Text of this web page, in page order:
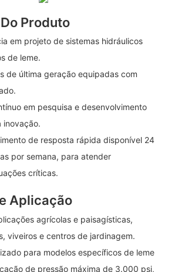
Produto
em projeto de sistemas hidráulicos
de leme.
de última geração equipadas com
em pesquisa e desenvolvimento
inovação.
de resposta rápida disponível 24
por semana, para atender
críticas.
Aplicação
agrícolas e paisagísticas,
viveiros e centros de jardinagem.
para modelos específicos de leme
de pressão máxima de 3.000 psi,